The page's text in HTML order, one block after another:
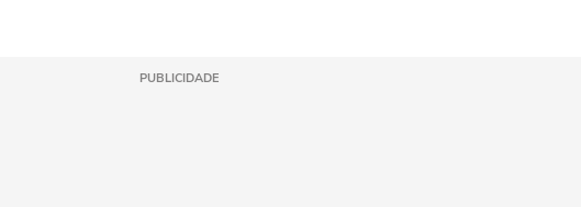
PUBLICIDADE